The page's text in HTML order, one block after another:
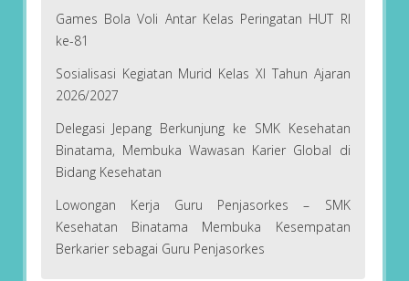
Games Bola Voli Antar Kelas Peringatan HUT RI
ke-81
Sosialisasi Kegiatan Murid Kelas XI Tahun Ajaran
2026/2027
Delegasi Jepang Berkunjung ke SMK Kesehatan
Binatama, Membuka Wawasan Karier Global di
Bidang Kesehatan
Lowongan Kerja Guru Penjasorkes – SMK
Kesehatan Binatama Membuka Kesempatan
Berkarier sebagai Guru Penjasorkes